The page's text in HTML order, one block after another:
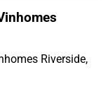
Riverside,